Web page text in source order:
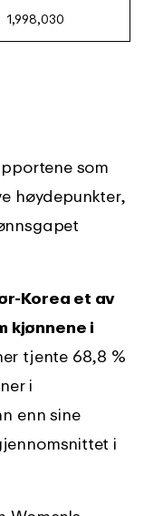
1,998,030
som
høydepunkter,
Korea et av
kjønnene i
tjente 68,8 %
i
enn sine
i